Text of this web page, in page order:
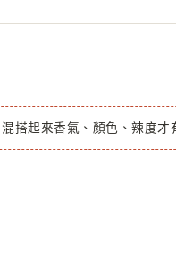
起來香氣、顏色、辣度